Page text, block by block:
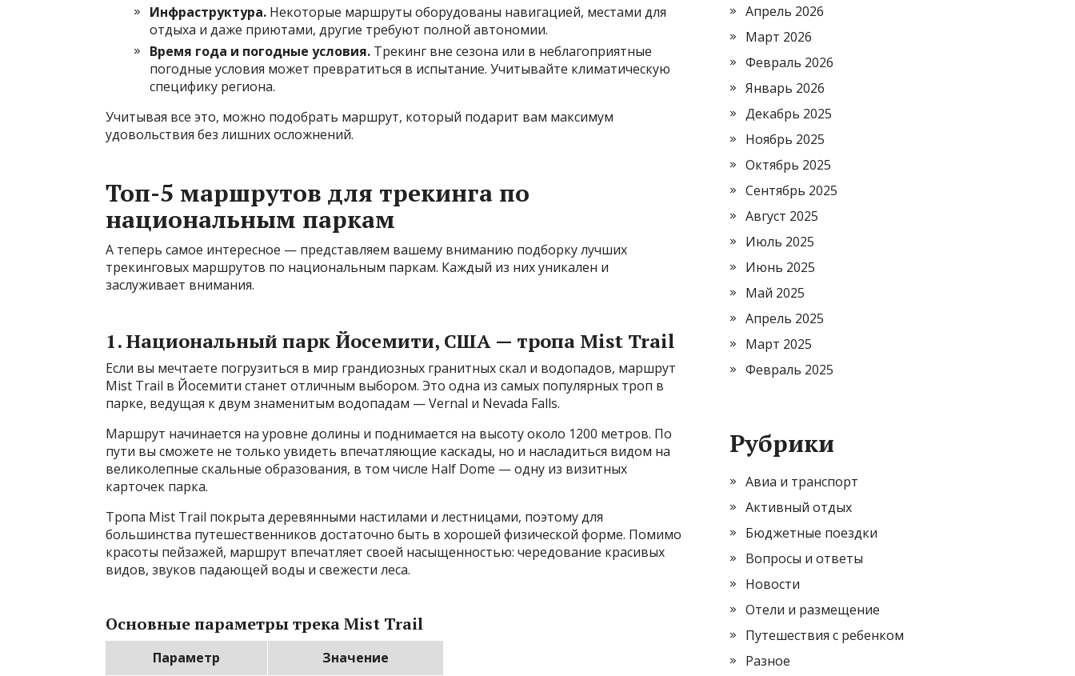
Инфраструктура. Некоторые маршруты оборудованы навигацией, местами для
отдыха и даже приютами, другие требуют полной автономии.
Время года и погодные условия. Трекинг вне сезона или в неблагоприятные
погодные условия может превратиться в испытание. Учитывайте климатическую
специфику региона.
Учитывая все это, можно подобрать маршрут, который подарит вам максимум
удовольствия без лишних осложнений.
Топ-5 маршрутов для трекинга по
национальным паркам
А теперь самое интересное — представляем вашему вниманию подборку лучших
трекинговых маршрутов по национальным паркам. Каждый из них уникален и
заслуживает внимания.
1. Национальный парк Йосемити, США — тропа Mist Trail
Если вы мечтаете погрузиться в мир грандиозных гранитных скал и водопадов, маршрут
Mist Trail в Йосемити станет отличным выбором. Это одна из самых популярных троп в
парке, ведущая к двум знаменитым водопадам — Vernal и Nevada Falls.
Маршрут начинается на уровне долины и поднимается на высоту около 1200 метров. По
пути вы сможете не только увидеть впечатляющие каскады, но и насладиться видом на
великолепные скальные образования, в том числе Half Dome — одну из визитных
карточек парка.
Тропа Mist Trail покрыта деревянными настилами и лестницами, поэтому для
большинства путешественников достаточно быть в хорошей физической форме. Помимо
красоты пейзажей, маршрут впечатляет своей насыщенностью: чередование красивых
видов, звуков падающей воды и свежести леса.
Основные параметры трека Mist Trail
Параметр
Значение
Апрель 2026
Март 2026
Февраль 2026
Январь 2026
Декабрь 2025
Ноябрь 2025
Октябрь 2025
Сентябрь 2025
Август 2025
Июль 2025
Июнь 2025
Май 2025
Апрель 2025
Март 2025
Февраль 2025
Рубрики
Авиа и транспорт
Активный отдых
Бюджетные поездки
Вопросы и ответы
Новости
Отели и размещение
Путешествия с ребенком
Разное